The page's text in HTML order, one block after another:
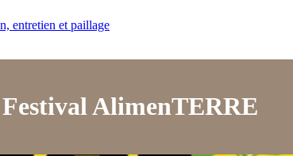
entretien et paillage
Festival AlimenTERRE